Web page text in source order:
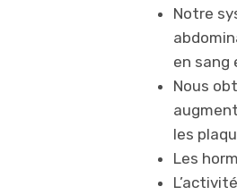
Notre
en sang
Nous
les
Les